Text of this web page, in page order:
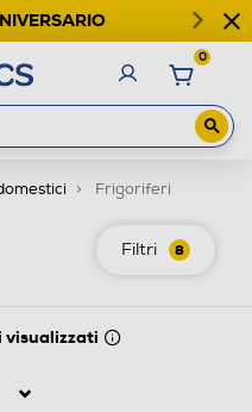
0
Frigoriferi
Filtri 8
visualizzati